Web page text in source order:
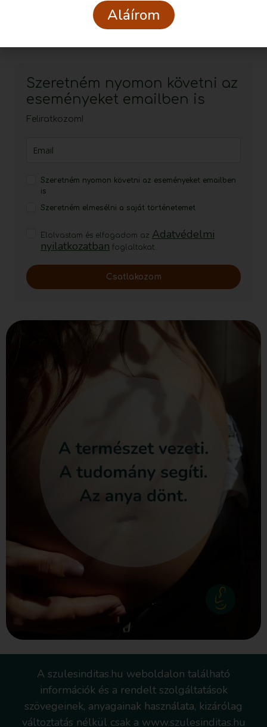
info@szulesinditas.hu
Szeretném nyomon követni az
eseményeket emailben is
Feliratkozom!
Szeretném nyomon követni az eseményeket emailben
is
Szeretném elmesélni a saját történetemet
Elolvastam és elfogadom az Adatvédelmi
nyilatkozatban foglaltakat.
Csatlakozom
A szulesinditas.hu weboldalon található
információk és a rendelt szolgáltatások
szövegeinek, anyagainak használata, kizárólag
változtatás nélkül csak a www.szulesinditas.hu
Aláírom